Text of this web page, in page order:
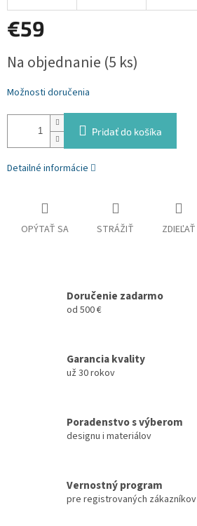
€59
cena:
Na objednanie (5 ks)
Možnosti doručenia
Pridať do košíka
Detailné informácie
OPÝTAŤ SA STRÁŽIŤ ZDIEĽAŤ
Doručenie zadarmo
od 500 €
Garancia kvality
už 30 rokov
Poradenstvo s výberom
designu i materiálov
Vernostný program
pre registrovaných zákazníkov